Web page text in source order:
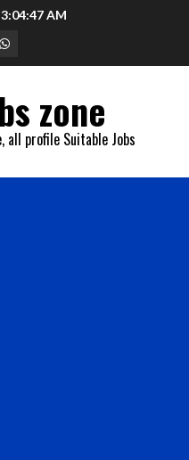
3:04:47 AM
Whatsapp
zone
all profile Suitable Jobs